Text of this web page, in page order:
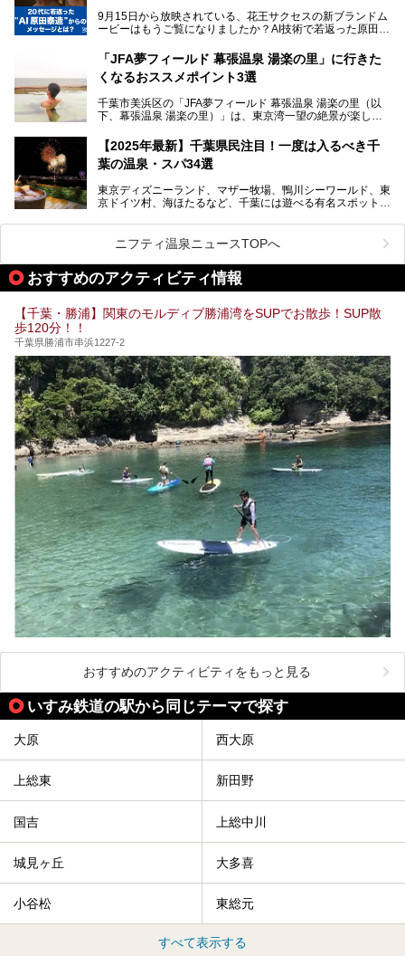
本記事では、人気スーパー銭湯から絶景施設、コワーキング
スペースや休憩スペースが充実した施設、子連れファミリー
向けの施設など、目的に合わせたおすすめの施設を紹介しま
す。
ださい。
───
提供元：SPA＆HOTEL舞浜ユーラシア【PR】
です。
9月15日から放映されている、花王サクセスの新ブランドム
ービーはもうご覧になりましたか？AI技術で若返った原田泰
伝えるムービーです。公開を記念して、スパメッツァおおた
か竜泉寺の湯にて体験イベントを開催。花王サクセスの製品
が無料で試せるチャンスです！
提供元：花王株式会社【PR】
この記事は花王株式会社商品のPRレポート記事です。
「JFA夢フィールド 幕張温泉 湯楽の里」に行きた
くなるおススメポイント3選
千葉市美浜区の「JFA夢フィールド 幕張温泉 湯楽の里（以
下、幕張温泉 湯楽の里）」は、東京湾一望の絶景が楽しめ
設備も天然温泉の露天風呂、サウナ、岩盤浴のほか、高濃度
炭酸泉、海の見えるお休み処や食事処、展望抜群の屋上ま
で、年代を問わずたっぷり楽しめます。
今回は人気のこの施設の中でも、特におススメしたい3つの
ポイントについて厳選してお届けします。読めばきっと、行
【2025年最新】千葉県民注目！一度は入るべき千
葉の温泉・スパ34選
東京ディズニーランド、マザー牧場、鴨川シーワールド、東
京ドイツ村、海ほたるなど、千葉には遊べる有名スポットが
県で生まれ、千葉県で育ち、つい最近まで千葉在住だった私
がお勧めする、一度は入るべき千葉の温泉・スパ34選をま
とめました。
ニフティ温泉ニュースTOPへ
おすすめのアクティビティ情報
【千葉・勝浦】関東のモルディブ勝浦湾をSUPでお散歩！SUP散
歩120分！！
千葉県勝浦市串浜1227-2
おすすめのアクティビティをもっと見る
いすみ鉄道の駅から同じテーマで探す
大原 西大原
上総東 新田野
国吉 上総中川
城見ヶ丘 大多喜
小谷松 東総元
すべて表示する